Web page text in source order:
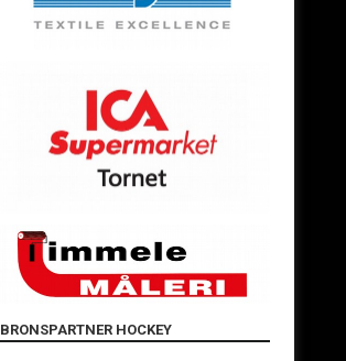
BRONSPARTNER HOCKEY